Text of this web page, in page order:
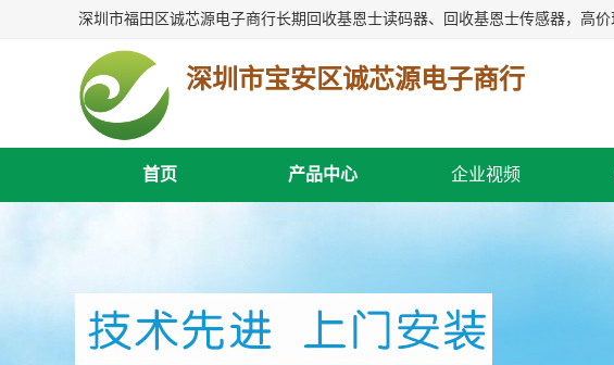
深圳市宝安区诚芯源电子商行
首页 产品中心 企业视频